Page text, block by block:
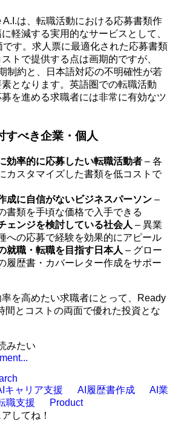
A.I.は、転職活動における応募書類作
軽減する実用的なサービスとして、
す。求人票に最適化された応募書類
トで提供する点は画期的ですが、
制約と、日本語対応の不明確性が若
となります。英語圏での転職活動
を進める求職者には非常に有効なツ
すべき企業・個人
効率的に応募したい転職活動者 – 各
カスタマイズした書類を低コストで
成に自信がないビジネスパーソン –
書類を手頃な価格で入手できる
ェンジを検討している社会人 – 異業
への応募で経験を効果的にアピール
就職・転職を目指す日本人 – グロー
履歴書・カバーレター作成をサポー
を高めたい求職者にとって、Ready
間とコストの両面で優れた投資とな
みたい
キャリア支援 AI履歴書作成
AI業
職支援
Product
してね！